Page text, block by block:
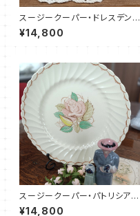
スージークーパー・ドレスデンス
プレイ・C&S（ピンク）SCDR00
86
¥14,800
スージークーパー・パトリシアロ
ーズ・プレート（リボン＆スパイラ
¥14,800